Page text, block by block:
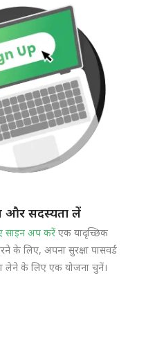
और सदस्यता लें
साइन अप करें एक यादृच्छिक
के लिए, अपना सुरक्षा पासवर्ड
लेने के लिए एक योजना चुनें।